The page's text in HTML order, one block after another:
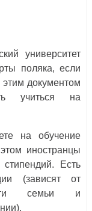
университет
поляка, если
этим документом
учиться на
на обучение
иностранцы
Есть
(зависят от
семьи и